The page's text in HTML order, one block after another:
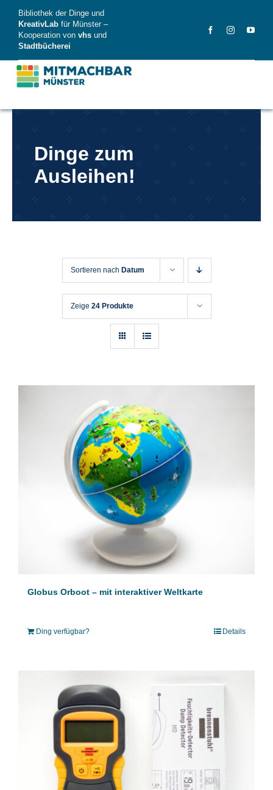
content
Bibliothek der Dinge und
KreativLab für Münster –
Kooperation von vhs und
Stadtbücherei
DingeDinge zum
Ausleihen!
Sortieren nach Datum
Zeige 24 Produkte
Globus Orboot – mit interaktiver Weltkarte
Ding verfügbar? Details